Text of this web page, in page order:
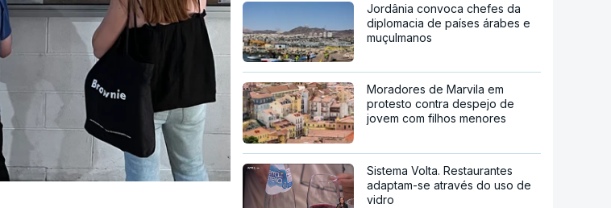
Jordânia convoca chefes da
diplomacia de países árabes e
muçulmanos
Moradores de Marvila em
protesto contra despejo de
jovem com filhos menores
Sistema Volta. Restaurantes
adaptam-se através do uso de
vidro